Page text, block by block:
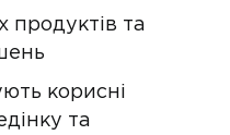
продуктів та
корисні
та